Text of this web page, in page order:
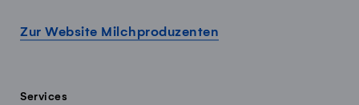
Zur Website Milchproduzenten
Services